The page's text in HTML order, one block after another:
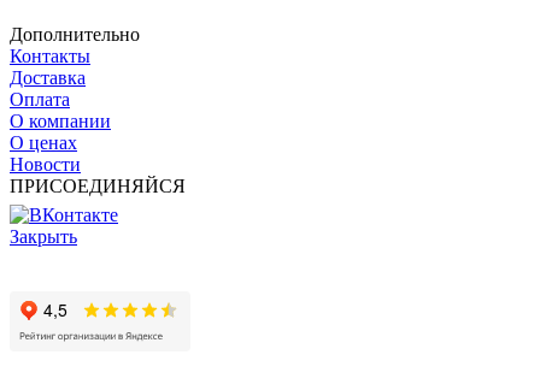
Дополнительно
Контакты
Доставка
Оплата
О компании
О ценах
Новости
ПРИСОЕДИНЯЙСЯ
Закрыть